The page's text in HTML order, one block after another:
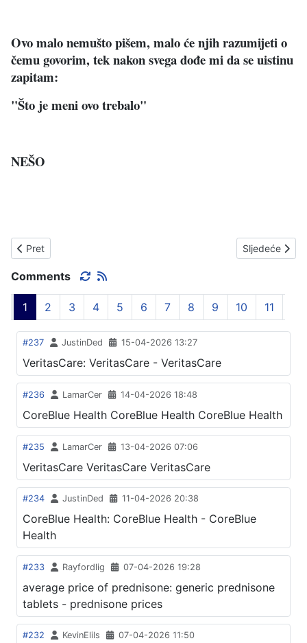
Ovo malo nemušto pišem, malo će njih razumijeti o
čemu govorim, tek nakon svega dođe mi da se uistinu
zapitam:
"Što je meni ovo trebalo"
NEŠO
Prethodni članak: USPJEŠNI OGULINCI
Pret Sljedeći
Sljedeće
Comments
1 2 3 4 5 6 7 8 9 10 11
#237 JustinDed 15-04-2026 13:27
VeritasCare: VeritasCare - VeritasCare
#236 LamarCer 14-04-2026 18:48
CoreBlue Health CoreBlue Health CoreBlue Health
#235 LamarCer 13-04-2026 07:06
VeritasCare VeritasCare VeritasCare
#234 JustinDed 11-04-2026 20:38
CoreBlue Health: CoreBlue Health - CoreBlue
Health
#233 Rayfordlig 07-04-2026 19:28
average price of prednisone: generic prednisone
tablets - prednisone prices
#232 KevinElils 07-04-2026 11:50